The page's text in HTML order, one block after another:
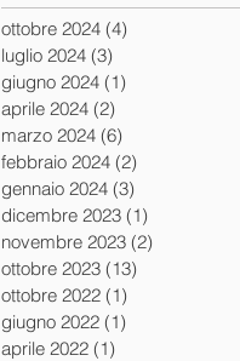
ottobre 2024 (4)
luglio 2024 (3)
giugno 2024 (1)
aprile 2024 (2)
marzo 2024 (6)
febbraio 2024 (2)
gennaio 2024 (3)
dicembre 2023 (1)
novembre 2023 (2)
ottobre 2023 (13)
ottobre 2022 (1)
giugno 2022 (1)
aprile 2022 (1)